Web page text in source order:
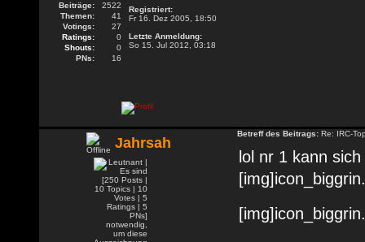
Beiträge:
2522
Themen:
41
Votings:
27
Ratings:
0
Shouts:
0
PNs:
16
Registriert:
Fr 16. Dez 2005, 18:50
Letzte Anmeldung:
So 15. Jul 2012, 03:18
Jahrsah
Betreff des Beitrags: Re: IRC-
lol nr 1 kann